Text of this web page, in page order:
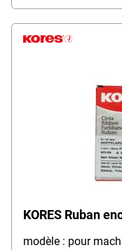
KORES Ruban
modèle : pour